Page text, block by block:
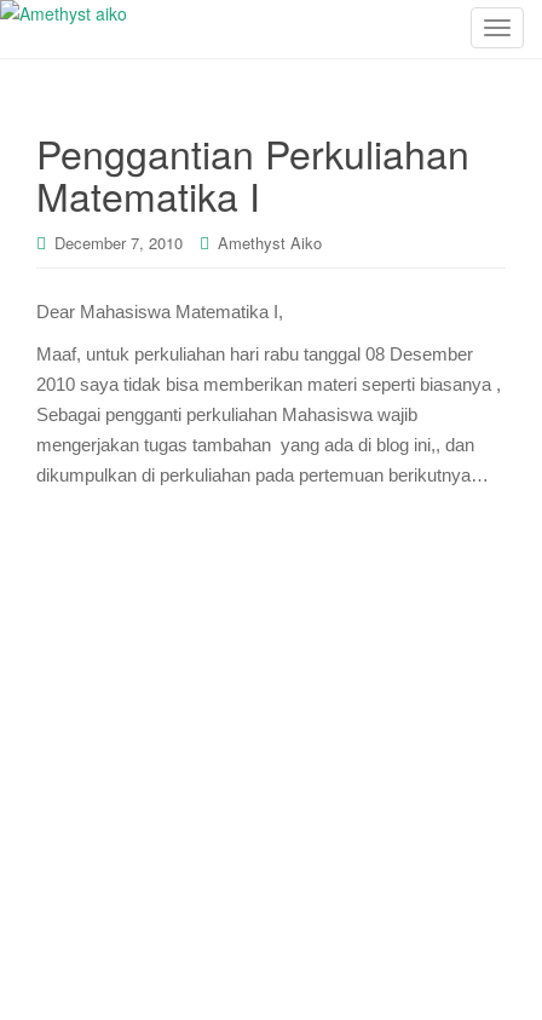
T
i
Penggantian Perkuliahan
Matematika I
December 7, 2010 Amethyst Aiko
Dear Mahasiswa Matematika I,
Maaf, untuk perkuliahan hari rabu tanggal 08 Desember
2010 saya tidak bisa memberikan materi seperti biasanya ,
Sebagai pengganti perkuliahan Mahasiswa wajib
mengerjakan tugas tambahan yang ada di blog ini,, dan
dikumpulkan di perkuliahan pada pertemuan berikutnya…